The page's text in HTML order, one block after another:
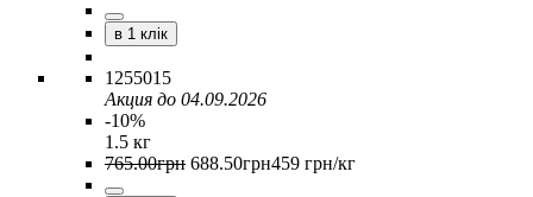
в 1 клік
1255015
Акция до 04.09.2026
-10%
1.5 кг
765.00грн 688.50грн459 грн/кг